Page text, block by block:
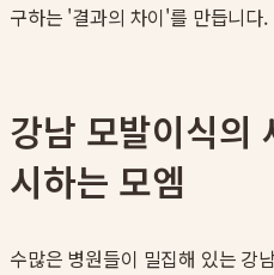
구하는 '결과의 차이'를 만듭니다.
강남 모발이식의
시하는 모엠
수많은 병원들이 밀집해 있는 강